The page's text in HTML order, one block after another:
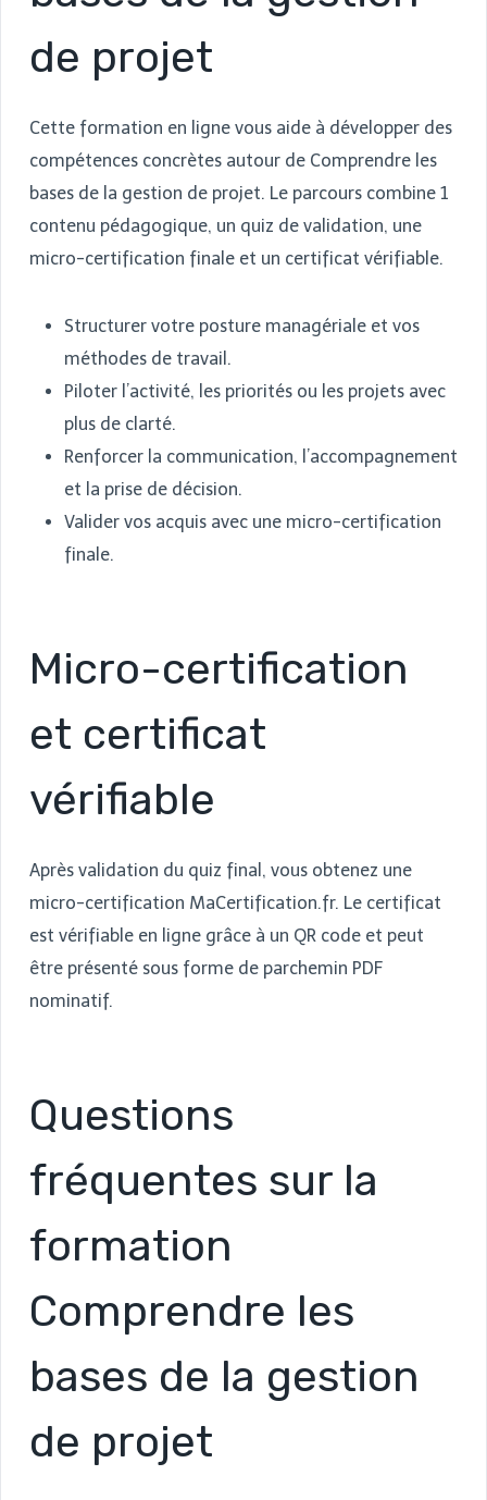
de projet
Cette formation en ligne vous aide à développer des
compétences concrètes autour de Comprendre les
bases de la gestion de projet. Le parcours combine 1
contenu pédagogique, un quiz de validation, une
micro-certification finale et un certificat vérifiable.
Structurer votre posture managériale et vos
méthodes de travail.
Piloter l’activité, les priorités ou les projets avec
plus de clarté.
Renforcer la communication, l’accompagnement
et la prise de décision.
Valider vos acquis avec une micro-certification
finale.
Micro-certification
et certificat
vérifiable
Après validation du quiz final, vous obtenez une
micro-certification MaCertification.fr. Le certificat
est vérifiable en ligne grâce à un QR code et peut
être présenté sous forme de parchemin PDF
nominatif.
Questions
fréquentes sur la
formation
Comprendre les
bases de la gestion
de projet